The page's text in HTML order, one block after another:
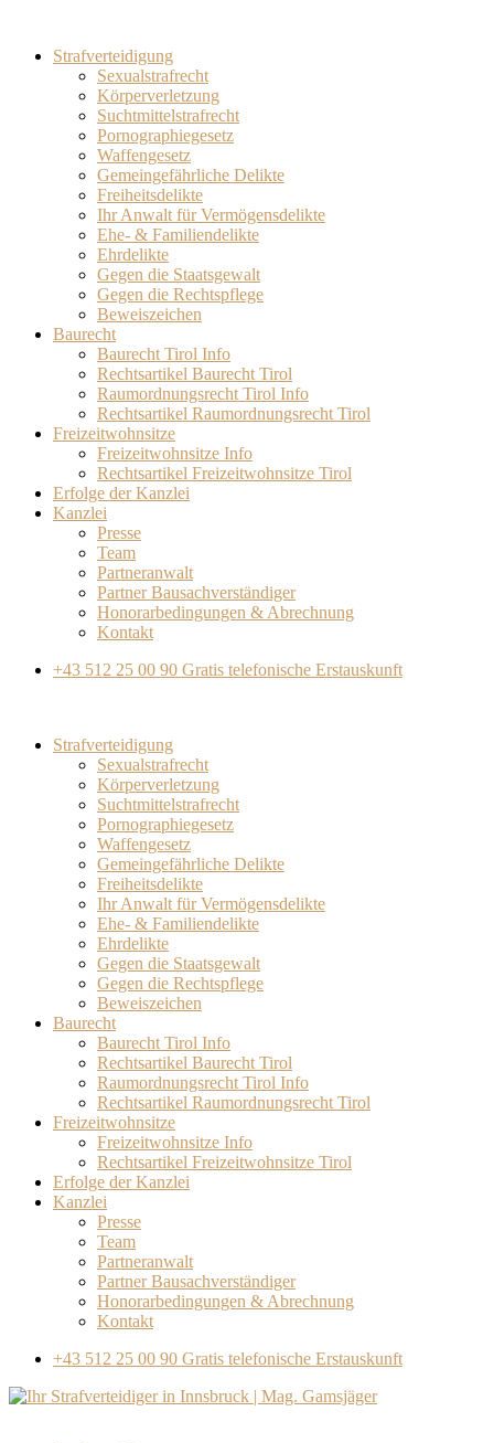
Strafverteidigung
Sexualstrafrecht
Körperverletzung
Suchtmittelstrafrecht
Pornographiegesetz
Waffengesetz
Gemeingefährliche Delikte
Freiheitsdelikte
Ihr Anwalt für Vermögensdelikte
Ehe- & Familiendelikte
Ehrdelikte
Gegen die Staatsgewalt
Gegen die Rechtspflege
Beweiszeichen
Baurecht
Baurecht Tirol Info
Rechtsartikel Baurecht Tirol
Raumordnungsrecht Tirol Info
Rechtsartikel Raumordnungsrecht Tirol
Freizeitwohnsitze
Freizeitwohnsitze Info
Rechtsartikel Freizeitwohnsitze Tirol
Erfolge der Kanzlei
Kanzlei
Presse
Team
Partneranwalt​
Partner Bausachverständiger
Honorarbedingungen & Abrechnung
Kontakt
+43 512 25 00 90 Gratis telefonische Erstauskunft
Strafverteidigung
Sexualstrafrecht
Körperverletzung
Suchtmittelstrafrecht
Pornographiegesetz
Waffengesetz
Gemeingefährliche Delikte
Freiheitsdelikte
Ihr Anwalt für Vermögensdelikte
Ehe- & Familiendelikte
Ehrdelikte
Gegen die Staatsgewalt
Gegen die Rechtspflege
Beweiszeichen
Baurecht
Baurecht Tirol Info
Rechtsartikel Baurecht Tirol
Raumordnungsrecht Tirol Info
Rechtsartikel Raumordnungsrecht Tirol
Freizeitwohnsitze
Freizeitwohnsitze Info
Rechtsartikel Freizeitwohnsitze Tirol
Erfolge der Kanzlei
Kanzlei
Presse
Team
Partneranwalt​
Partner Bausachverständiger
Honorarbedingungen & Abrechnung
Kontakt
+43 512 25 00 90 Gratis telefonische Erstauskunft